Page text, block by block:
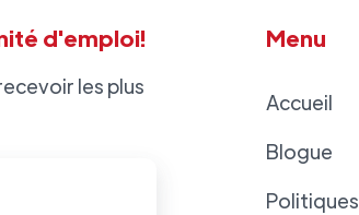
d'emploi!
les plus
Menu
Accueil
Blogue
Politiques